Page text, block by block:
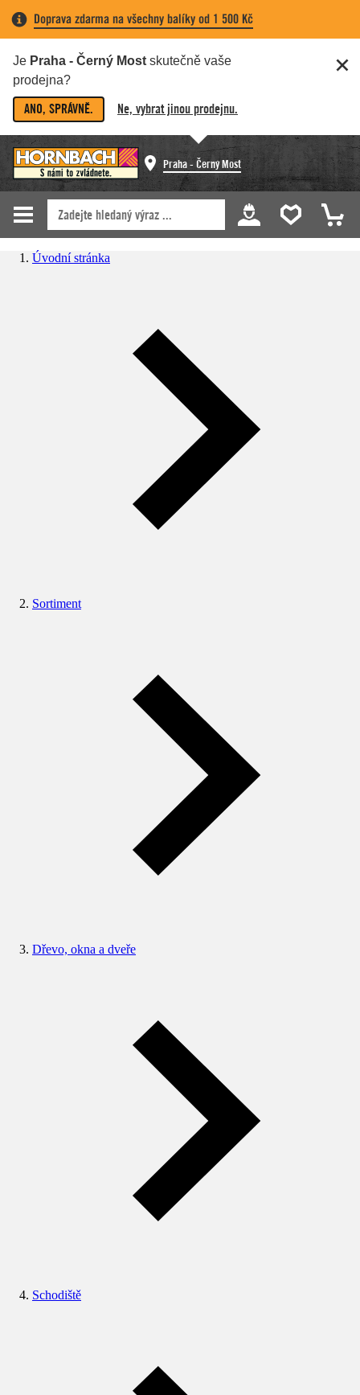
Doprava zdarma na všechny balíky od 1 500 Kč
Je Praha - Černý Most skutečně vaše
prodejna?
ANO, SPRÁVNĚ. Ne, vybrat jinou prodejnu.
Praha - Černý Most
Úvodní stránka
Sortiment
Dřevo, okna a dveře
Schodiště